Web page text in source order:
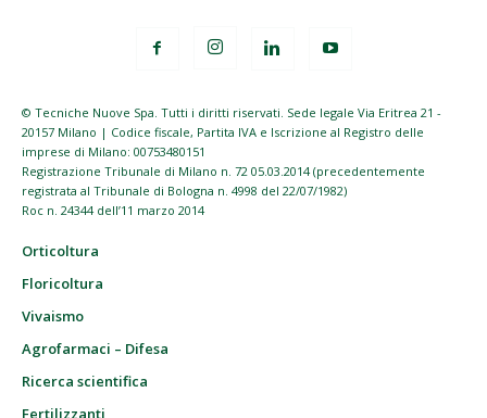
© Tecniche Nuove Spa. Tutti i diritti riservati. Sede legale Via Eritrea 21 -
20157 Milano | Codice fiscale, Partita IVA e Iscrizione al Registro delle
imprese di Milano: 00753480151
Registrazione Tribunale di Milano n. 72 05.03.2014 (precedentemente
registrata al Tribunale di Bologna n. 4998 del 22/07/1982)
Roc n. 24344 dell’11 marzo 2014
Orticoltura
Floricoltura
Vivaismo
Agrofarmaci – Difesa
Ricerca scientifica
Fertilizzanti